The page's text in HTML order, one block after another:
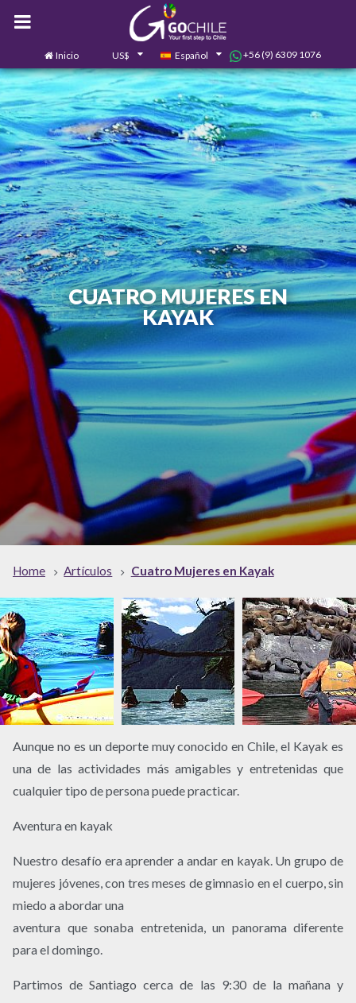
Inicio US$ Español +56 (9) 6309 1076
Contáctanos 0
CUATRO MUJERES EN
KAYAK
Home Artículos Cuatro Mujeres en Kayak
Aunque no es un deporte muy conocido en Chile, el Kayak es
una de las actividades más amigables y entretenidas que
cualquier tipo de persona puede practicar.
Aventura en kayak
Nuestro desafío era aprender a andar en kayak. Un grupo de
mujeres jóvenes, con tres meses de gimnasio en el cuerpo, sin
miedo a abordar una
aventura que sonaba entretenida, un panorama diferente
para el domingo.
Partimos de Santiago cerca de las 9:30 de la mañana y